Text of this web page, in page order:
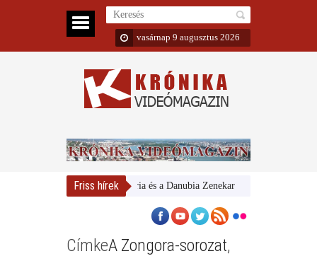
vasárnap 9 augusztus 2026
Friss hírek
Magyar Nemzeti Galéria és a Danubia Zenekar
CímkeA Zongora-sorozat,